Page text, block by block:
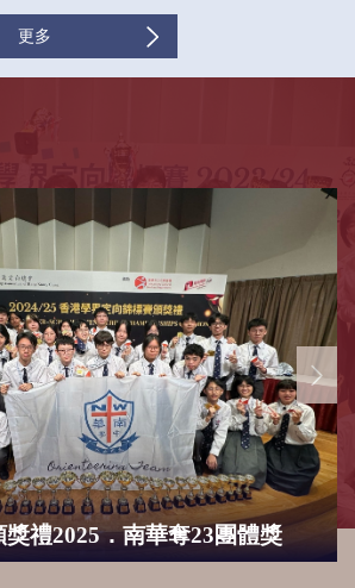
更多
禮2025．南華奪23團體獎